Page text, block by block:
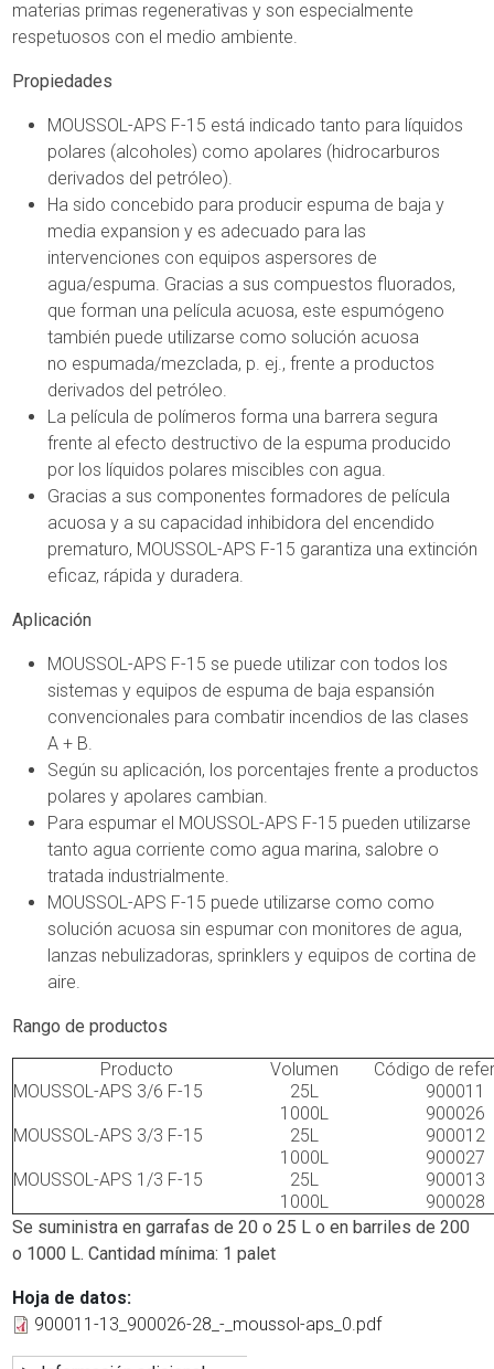
materias primas regenerativas y son especialmente
respetuosos con el medio ambiente.
Propiedades
MOUSSOL-APS F-15 está indicado tanto para líquidos
polares (alcoholes) como apolares (hidrocarburos
derivados del petróleo).
Ha sido concebido para producir espuma de baja y
media expansion y es adecuado para las
intervenciones con equipos aspersores de
agua/espuma. Gracias a sus compuestos fluorados,
que forman una película acuosa, este espumógeno
también puede utilizarse como solución acuosa
no espumada/mezclada, p. ej., frente a productos
derivados del petróleo.
La película de polímeros forma una barrera segura
frente al efecto destructivo de la espuma producido
por los líquidos polares miscibles con agua.
Gracias a sus componentes formadores de película
acuosa y a su capacidad inhibidora del encendido
prematuro, MOUSSOL-APS F-15 garantiza una extinción
eficaz, rápida y duradera.
Aplicación
MOUSSOL-APS F-15 se puede utilizar con todos los
sistemas y equipos de espuma de baja espansión
convencionales para combatir incendios de las clases
A + B.
Según su aplicación, los porcentajes frente a productos
polares y apolares cambian.
Para espumar el MOUSSOL-APS F-15 pueden utilizarse
tanto agua corriente como agua marina, salobre o
tratada industrialmente.
MOUSSOL-APS F-15 puede utilizarse como como
solución acuosa sin espumar con monitores de agua,
lanzas nebulizadoras, sprinklers y equipos de cortina de
aire.
Rango de productos
Producto Volumen
Código de
MOUSSOL-APS 3/6 F-15
25L
900011
1000L
900026
MOUSSOL-APS 3/3 F-15
25L
900012
1000L
900027
MOUSSOL-APS 1/3 F-15
25L
900013
1000L
900028
Se suministra en garrafas de 20 o 25 L o en barriles de 200
o 1000 L. Cantidad mínima: 1 palet
Hoja de datos
900011-13_900026-28_-_moussol-aps_0.pdf